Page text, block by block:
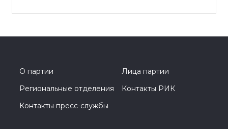
О партии
Лица партии
Региональные отделения
Контакты РИК
Контакты пресс-службы